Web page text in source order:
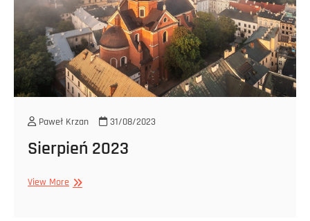
Paweł Krzan 31/08/2023
Sierpień 2023
View MoreSierpień